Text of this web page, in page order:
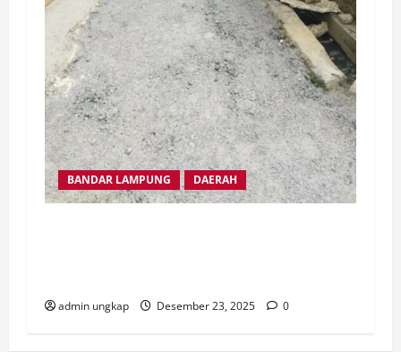
BANDAR LAMPUNG DAERAH
admin ungkap Desember 23, 2025 0